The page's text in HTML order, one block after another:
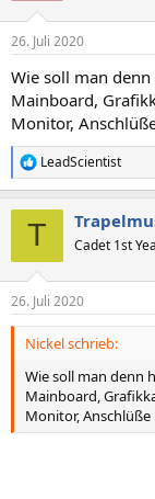
26. Juli 2020
Wie soll man
Mainboard,
Monitor,
R
e
e
n
LeadScientist
T Cadet 1st
26. Juli 2020
Nickel schrieb:
Wie soll man denn
Mainboard,
Monitor,